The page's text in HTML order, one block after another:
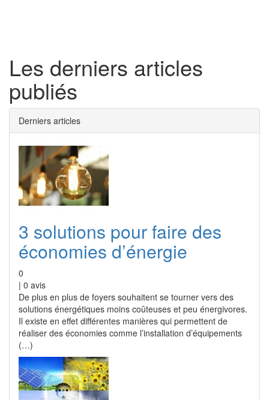
Les derniers articles
publiés
Derniers articles
3 solutions pour faire des
économies d’énergie
0
| 0 avis
De plus en plus de foyers souhaitent se tourner vers des
solutions énergétiques moins coûteuses et peu énergivores.
Il existe en effet différentes manières qui permettent de
réaliser des économies comme l’installation d’équipements
(…)